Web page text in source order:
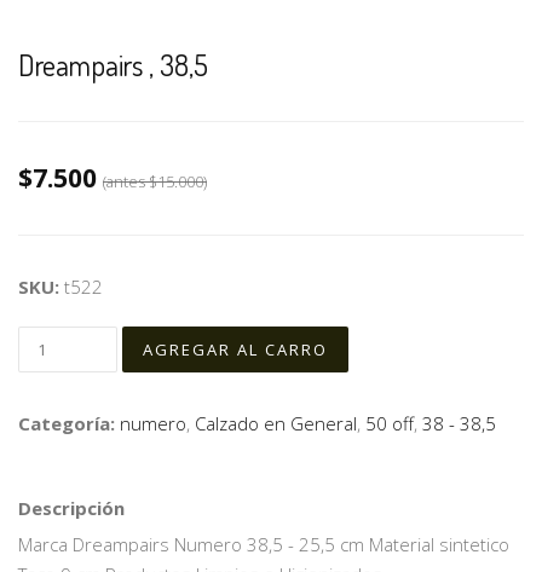
Dreampairs , 38,5
$7.500 (antes$15.000)
SKU: t522
Categoría: numero, Calzado en General, 50 off, 38 - 38,5
Descripción
Marca Dreampairs Numero 38,5 - 25,5 cm Material sintetico